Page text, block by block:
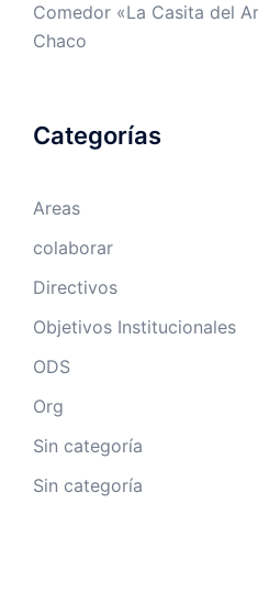
Comedor «La Casita del
Chaco
Categorías
Areas
colaborar
Directivos
Objetivos Institucionales
ODS
Org
Sin categoría
Sin categoría